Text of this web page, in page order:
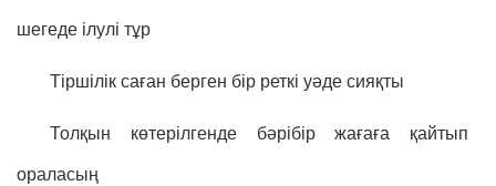
шегеде ілулі тұр
Тіршілік саған берген бір реткі уәде сияқты
Толқын көтерілгенде бәрібір жағаға қайтып
ораласың